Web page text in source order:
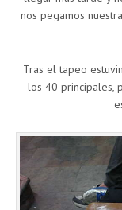
nos pegamos
Tras el tapeo
los 40 principales,